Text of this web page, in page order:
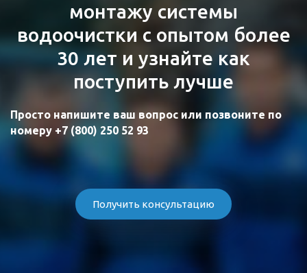
монтажу системы
водоочистки с опытом более
30 лет и узнайте как
поступить лучше
Просто напишите ваш вопрос или позвоните по
номеру +7 (800) 250 52 93
Получить консультацию